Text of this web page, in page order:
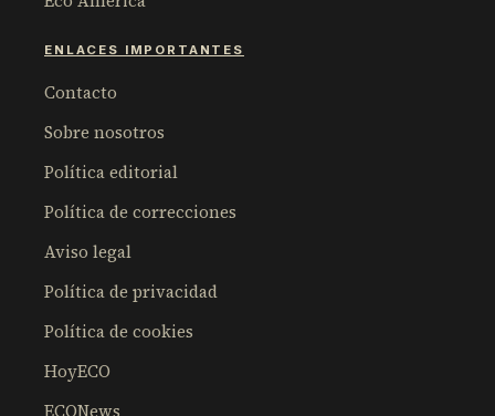
ENLACES IMPORTANTES
Contacto
Sobre nosotros
Política editorial
Política de correcciones
Aviso legal
Política de privacidad
Política de cookies
HoyECO